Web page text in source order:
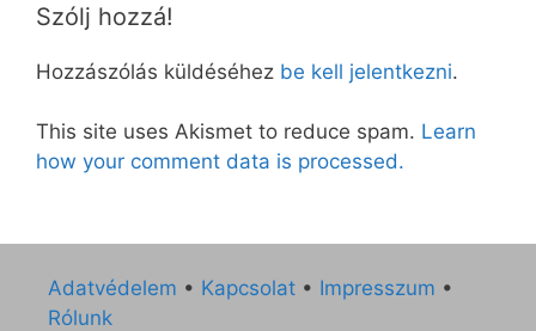
Szólj hozzá!
Hozzászólás küldéséhez be kell jelentkezni.
This site uses Akismet to reduce spam. Learn
how your comment data is processed.
Adatvédelem • Kapcsolat • Impresszum •
Rólunk